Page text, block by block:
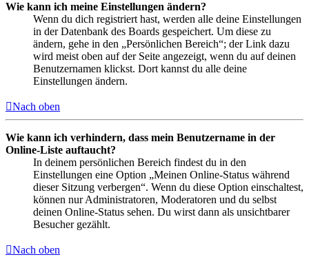
Wie kann ich meine Einstellungen ändern?
Wenn du dich registriert hast, werden alle deine Einstellungen
in der Datenbank des Boards gespeichert. Um diese zu
ändern, gehe in den „Persönlichen Bereich“; der Link dazu
wird meist oben auf der Seite angezeigt, wenn du auf deinen
Benutzernamen klickst. Dort kannst du alle deine
Einstellungen ändern.
Nach oben
Wie kann ich verhindern, dass mein Benutzername in der
Online-Liste auftaucht?
In deinem persönlichen Bereich findest du in den
Einstellungen eine Option „Meinen Online-Status während
dieser Sitzung verbergen“. Wenn du diese Option einschaltest,
können nur Administratoren, Moderatoren und du selbst
deinen Online-Status sehen. Du wirst dann als unsichtbarer
Besucher gezählt.
Nach oben